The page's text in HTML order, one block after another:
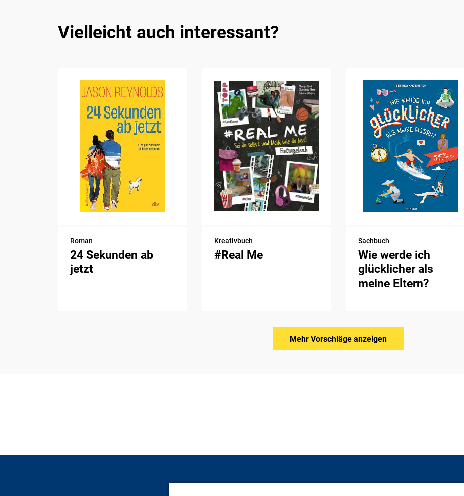
Vielleicht auch interessant?
Roman
24 Sekunden ab
jetzt
Kreativbuch
#Real Me
Sachbuch
Wie werde ich
glücklicher als
meine Eltern?
Mehr Vorschläge anzeigen